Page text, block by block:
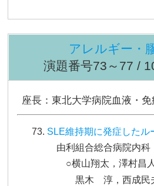
アレルギー・
演題番号73～77 /
座長：東北大学病院血液・
SLE維持期に発症したル
由利組合総合病院内科
○横山翔太，澤村昌
黒木 淳，西成民